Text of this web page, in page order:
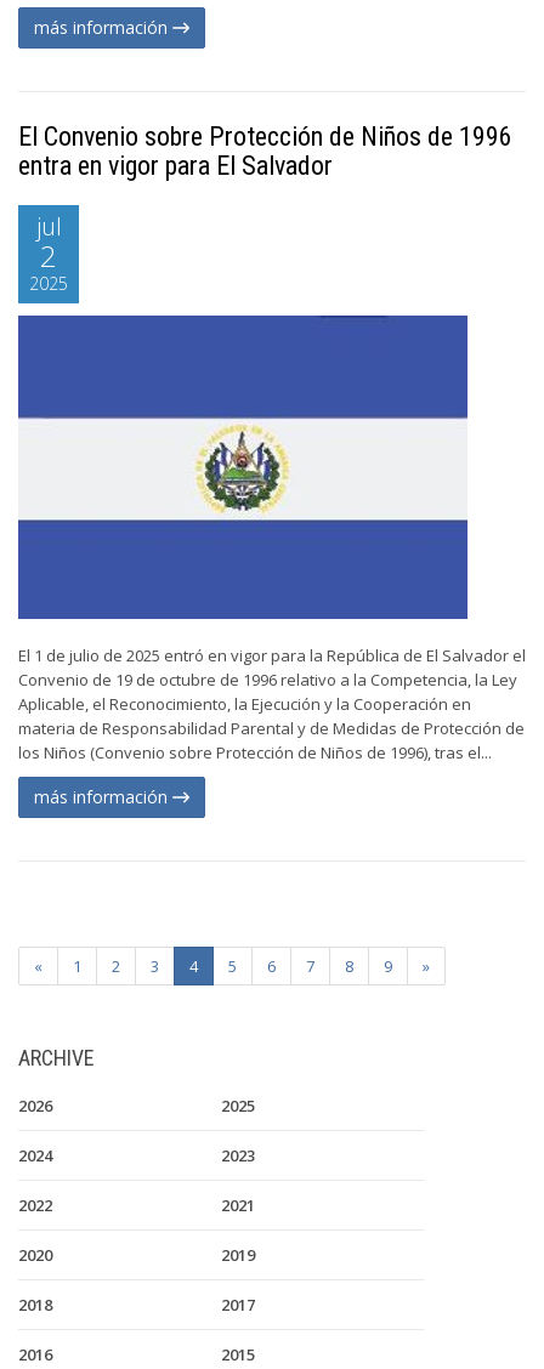
más información
El Convenio sobre Protección de Niños de 1996
entra en vigor para El Salvador
jul
2
2025
El 1 de julio de 2025 entró en vigor para la República de El Salvador el
Convenio de 19 de octubre de 1996 relativo a la Competencia, la Ley
Aplicable, el Reconocimiento, la Ejecución y la Cooperación en
materia de Responsabilidad Parental y de Medidas de Protección de
los Niños (Convenio sobre Protección de Niños de 1996), tras el...
más información
« 1 2 3 4 5 6 7 8 9 »
ARCHIVE
2026 2025
2024 2023
2022 2021
2020 2019
2018 2017
2016 2015